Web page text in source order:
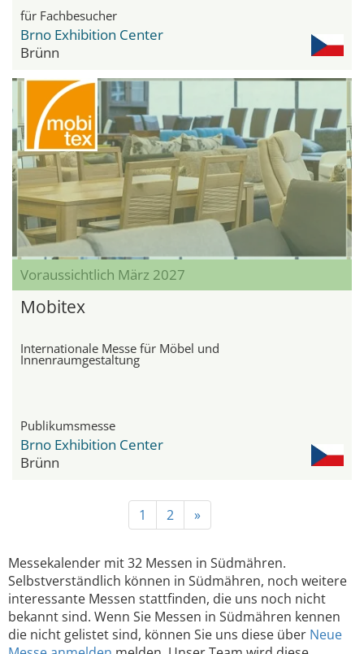
für Fachbesucher
Brno Exhibition Center
Brünn
Voraussichtlich März 2027
Mobitex
Internationale Messe für Möbel und
Innenraumgestaltung
Publikumsmesse
Brno Exhibition Center
Brünn
1 2 »
Messekalender mit 32 Messen in Südmähren.
Selbstverständlich können in Südmähren, noch weitere
interessante Messen stattfinden, die uns noch nicht
bekannt sind. Wenn Sie Messen in Südmähren kennen
die nicht gelistet sind, können Sie uns diese über Neue